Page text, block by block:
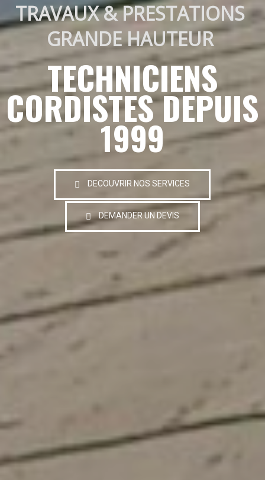
TRAVAUX & PRESTATIONS
GRANDE HAUTEUR
TECHNICIENS
CORDISTES DEPUIS
1999
DECOUVRIR NOS SERVICES
DEMANDER UN DEVIS